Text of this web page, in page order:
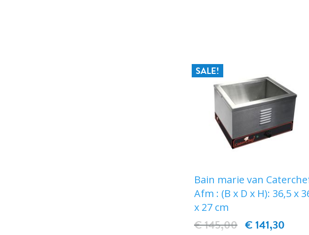
SALE!
Bain marie van
Afm : (B x D x H): 36,5 x
x 27 cm
€ 141,30
€ 145,00